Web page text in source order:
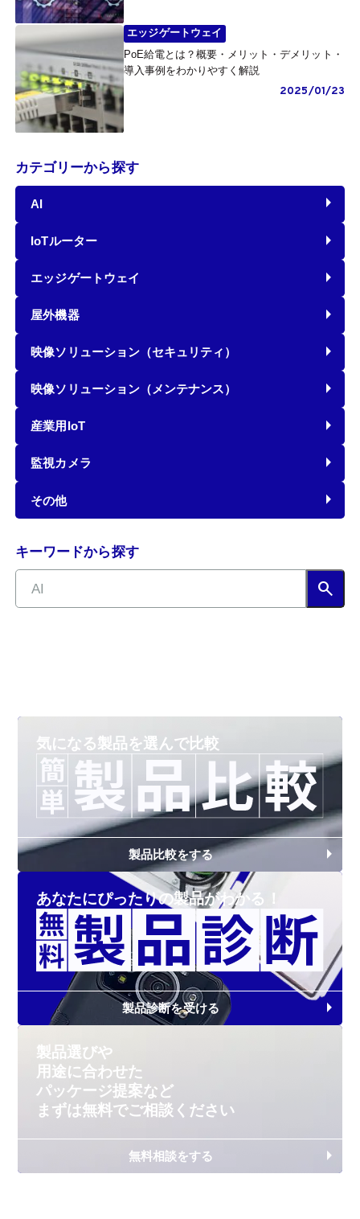
エッジゲートウェイ
PoE給電とは？概要・メリット・デメリット・
導入事例をわかりやすく解説
2025/01/23
カテゴリーから探す
AI
IoTルーター
エッジゲートウェイ
屋外機器
映像ソリューション（セキュリティ）
映像ソリューション（メンテナンス）
産業用IoT
監視カメラ
その他
キーワードから探す
search
気になる製品を選んで比較
製品比較をする
あなたにぴったりの製品がわかる！
製品診断を受ける
製品選びや
用途に合わせた
パッケージ提案など
まずは無料でご相談ください
無料相談をする